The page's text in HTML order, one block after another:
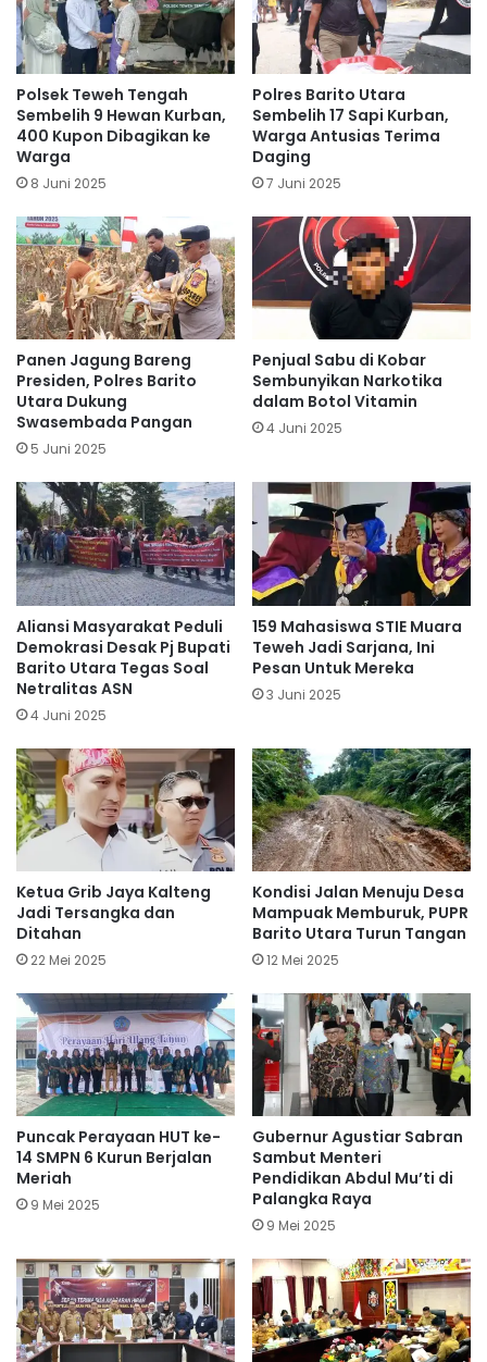
Polsek Teweh Tengah
Sembelih 9 Hewan Kurban,
400 Kupon Dibagikan ke
Warga
8 Juni 2025
Polres Barito Utara
Sembelih 17 Sapi Kurban,
Warga Antusias Terima
Daging
7 Juni 2025
Panen Jagung Bareng
Presiden, Polres Barito
Utara Dukung
Swasembada Pangan
5 Juni 2025
Penjual Sabu di Kobar
Sembunyikan Narkotika
dalam Botol Vitamin
4 Juni 2025
Aliansi Masyarakat Peduli
Demokrasi Desak Pj Bupati
Barito Utara Tegas Soal
Netralitas ASN
4 Juni 2025
159 Mahasiswa STIE Muara
Teweh Jadi Sarjana, Ini
Pesan Untuk Mereka
3 Juni 2025
Ketua Grib Jaya Kalteng
Jadi Tersangka dan
Ditahan
22 Mei 2025
Kondisi Jalan Menuju Desa
Mampuak Memburuk, PUPR
Barito Utara Turun Tangan
12 Mei 2025
Puncak Perayaan HUT ke-
14 SMPN 6 Kurun Berjalan
Meriah
9 Mei 2025
Gubernur Agustiar Sabran
Sambut Menteri
Pendidikan Abdul Mu’ti di
Palangka Raya
9 Mei 2025